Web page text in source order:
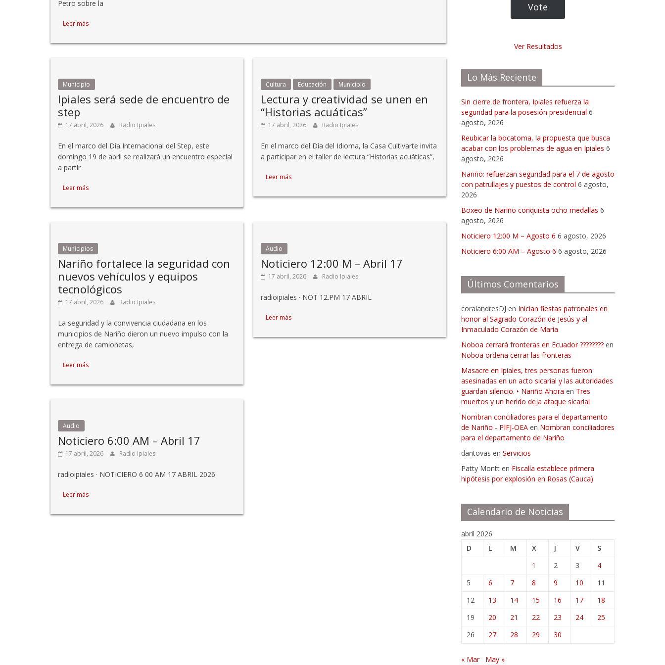
Petro sobre la
Leer más
Municipio
Ipiales será sede de encuentro de
step
17 abril, 2026 Radio Ipiales
En el marco del Día Internacional del Step, este
domingo 19 de abril se realizará un encuentro especial
a partir
Leer más
Cultura Educación Municipio
Lectura y creatividad se unen en
“Historias acuáticas”
17 abril, 2026 Radio Ipiales
En el marco del Día del Idioma, la Casa Cultivarte invita
a participar en el taller de lectura “Historias acuáticas”,
Leer más
Municipios
Nariño fortalece la seguridad con
nuevos vehículos y equipos
tecnológicos
17 abril, 2026 Radio Ipiales
La seguridad y la convivencia ciudadana en los
municipios de Nariño dieron un nuevo impulso con la
entrega de camionetas,
Leer más
Audio
Noticiero 12:00 M – Abril 17
17 abril, 2026 Radio Ipiales
radioipiales · NOT 12.PM 17 ABRIL
Leer más
Audio
Noticiero 6:00 AM – Abril 17
17 abril, 2026 Radio Ipiales
radioipiales · NOTICIERO 6 00 AM 17 ABRIL 2026
Leer más
Ver Resultados
Lo Más Reciente
Sin cierre de frontera, Ipiales refuerza la
seguridad para la posesión presidencial 6
agosto, 2026
Reubicar la bocatoma, la propuesta que busca
acabar con los problemas de agua en Ipiales 6
agosto, 2026
Nariño: refuerzan seguridad para el 7 de agosto
con patrullajes y puestos de control 6 agosto,
2026
Boxeo de Nariño conquista ocho medallas 6
agosto, 2026
Noticiero 12:00 M – Agosto 6 6 agosto, 2026
Noticiero 6:00 AM – Agosto 6 6 agosto, 2026
Últimos Comentarios
coralandresDJ en Inician fiestas patronales en
honor al Sagrado Corazón de Jesús y al
Inmaculado Corazón de María
Noboa cerrará fronteras en Ecuador ???????? en
Noboa ordena cerrar las fronteras
Masacre en Ipiales, tres personas fueron
asesinadas en un acto sicarial y las autoridades
guardan silencio. ‣ Nariño Ahora en Tres
muertos y un herido deja ataque sicarial
Nombran conciliadores para el departamento
de Nariño - PIFJ-OEA en Nombran conciliadores
para el departamento de Nariño
dantovas en Servicios
Patty Montt en Fiscalía establece primera
hipótesis por explosión en Rosas (Cauca)
Calendario de Noticias
abril 2026
D
L M X J V
S
1
2 3
4
5
6 7 8 9 10
11
12
13 14 15 16 17
18
19
20 21 22 23 24
25
26
27 28 29 30
« Mar May »